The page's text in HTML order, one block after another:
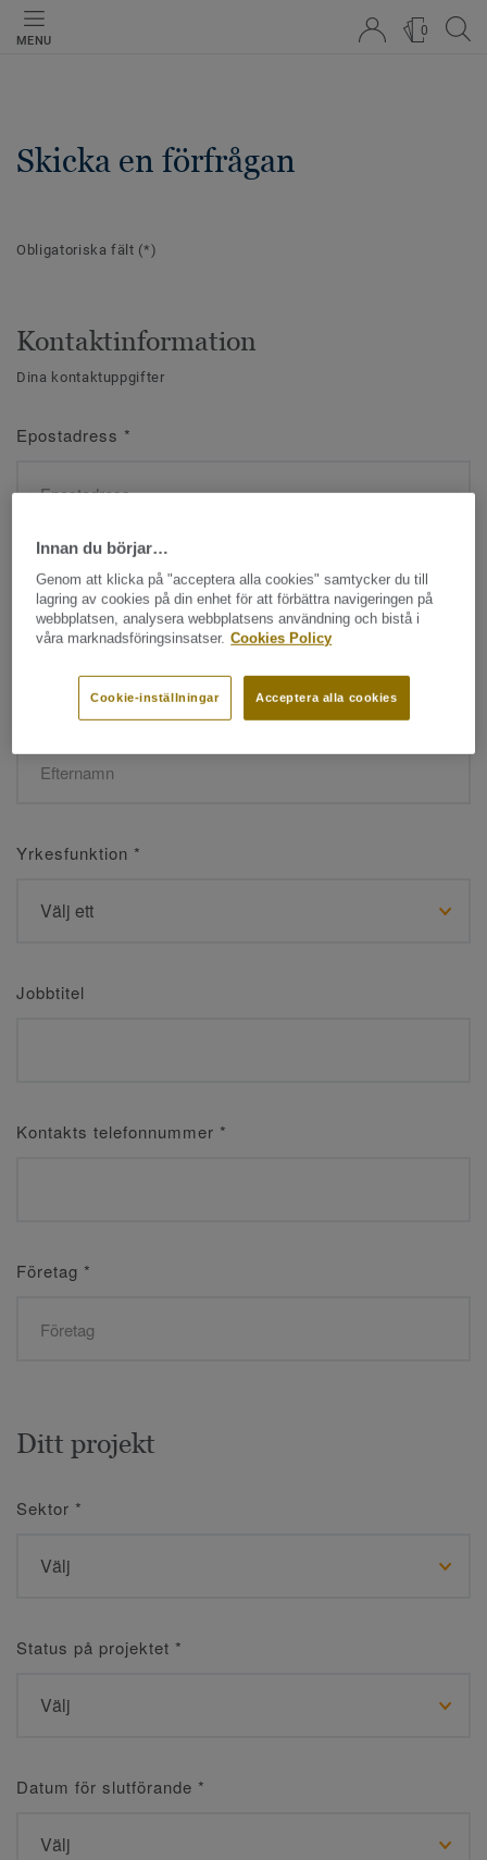
MENU
0
Skicka en förfrågan
Obligatoriska fält (*)
Kontaktinformation
Dina kontaktuppgifter
Epostadress *
Namn*
Efternamn*
Yrkesfunktion *
Jobbtitel
Kontakts telefonnummer *
Företag *
Ditt projekt
Sektor *
Status på projektet *
Datum för slutförande *
Innan du börjar…
Genom att klicka på "acceptera alla cookies" samtycker du till
lagring av cookies på din enhet för att förbättra navigeringen på
webbplatsen, analysera webbplatsens användning och bistå i
våra marknadsföringsinsatser. Cookies Policy
Acceptera alla cookies
Cookie-inställningar